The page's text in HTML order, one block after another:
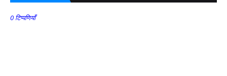
0 टिप्पणियाँ